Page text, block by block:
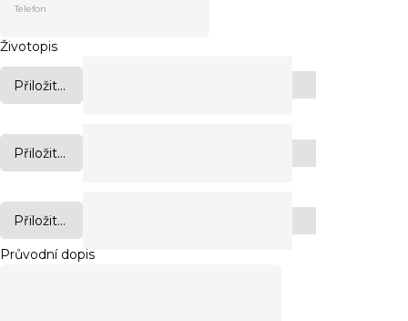
Životopis
Přiložit...
Přiložit...
Přiložit...
Průvodní dopis